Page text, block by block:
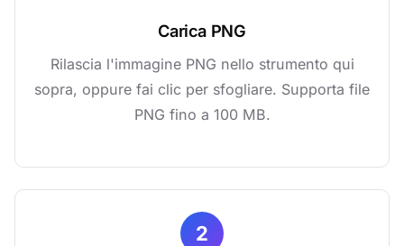
Carica PNG
Rilascia l'immagine PNG nello strumento qui
sopra, oppure fai clic per sfogliare. Supporta file
PNG fino a 100 MB.
2